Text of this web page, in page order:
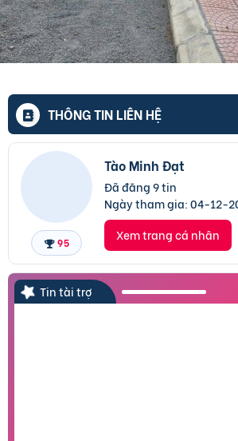
THÔNG TIN LIÊN HỆ
95
Tào Minh Đạt
Đã đăng 9 tin
Ngày tham gia:04-12-
Xem trang cá nhân
Tin tài trợ